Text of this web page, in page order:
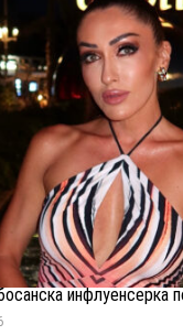
инфлуенсерка